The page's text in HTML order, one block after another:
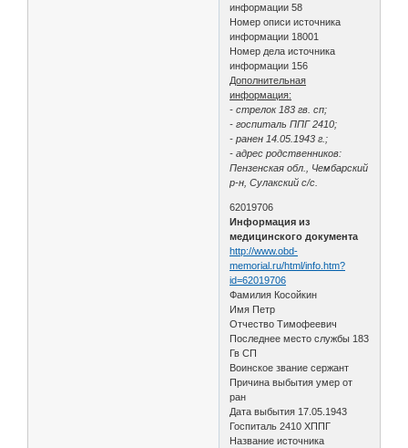
информации 58
Номер описи источника
информации 18001
Номер дела источника
информации 156
Дополнительная
информация:
- стрелок 183 гв. сп;
- госпиталь ППГ 2410;
- ранен 14.05.1943 г.;
- адрес родственников:
Пензенская обл., Чембарский
р-н, Сулакский с/с.
62019706
Информация из
медицинского документа
http://www.obd-
memorial.ru/html/info.htm?
id=62019706
Фамилия Косойкин
Имя Петр
Отчество Тимофеевич
Последнее место службы 183
Гв СП
Воинское звание сержант
Причина выбытия умер от
ран
Дата выбытия 17.05.1943
Госпиталь 2410 ХППГ
Название источника